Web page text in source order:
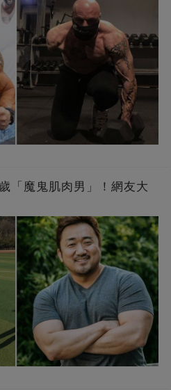
「魔鬼肌肉男」！網友大